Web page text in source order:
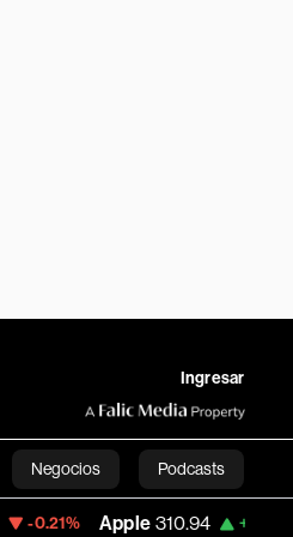
Ingresar
Negocios Podcasts
Apple 310.94 +0.55% USD